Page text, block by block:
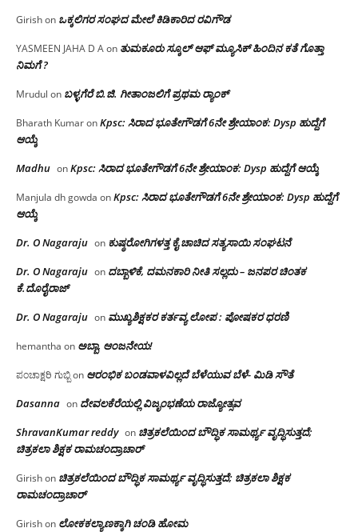
Girishon ಒಕ್ಕಲಿಗರ ಸಂಘದ ಮೇಲೆ ಕಿಡಿಕಾರಿದ ರವಿಗೌಡ
YASMEEN JAHA D Aon ತುಮಕೂರು ಸ್ಕೂಲ್ ಆಫ್ ಮ್ಯೂಸಿಕ್ ಹಿಂದಿನ ಕತೆ ಗೊತ್ತಾ
ನಿಮಗೆ ?
Mrudul on ಬಳ್ಳಗೆರೆ ಬಿ.ಜಿ. ಗೀತಾಂಜಲಿಗೆ ಪ್ರಥಮ ರ‌್ಯಾಂಕ್
Bharath KumaronKpsc: ಸಿರಾದ ಭೂತೇಗೌಡಗೆ 6ನೇ ಶ್ರೇಯಾಂಕ: Dysp ಹುದ್ದೆಗೆ
ಆಯ್ಕೆ
Madhu onKpsc: ಸಿರಾದ ಭೂತೇಗೌಡಗೆ 6ನೇ ಶ್ರೇಯಾಂಕ: Dysp ಹುದ್ದೆಗೆ ಆಯ್ಕೆ
Manjula dh gowda onKpsc: ಸಿರಾದ ಭೂತೇಗೌಡಗೆ 6ನೇ ಶ್ರೇಯಾಂಕ: Dysp ಹುದ್ದೆಗೆ
ಆಯ್ಕೆ
Dr. O Nagaraju on ಕುಷ್ಠರೋಗಿಗಳತ್ತ ಕೈ ಚಾಚಿದ ಸತ್ಯಸಾಯಿ ಸಂಘಟನೆ
Dr. O Nagaraju on ದಬ್ಬಾಳಿಕೆ, ದಮನಕಾರಿ ನೀತಿ ಸಲ್ಲದು – ಜನಪರ ಚಿಂತಕ
ಕೆ.ದೊರೈರಾಜ್
Dr. O Nagaraju on ಮುಖ್ಯಶಿಕ್ಷಕರ ಕರ್ತವ್ಯ ಲೋಪ : ಪೋಷಕರ ಧರಣಿ
hemantha on ಅಬ್ಬಾ, ಆಂಜನೇಯ!
ಪಂಚಾಕ್ಷರಿ ಗುಬ್ಬಿon ಆರಂಭಿಕ ಬಂಡವಾಳವಿಲ್ಲದೆ ಬೆಳೆಯುವ ಬೆಳೆ- ಮಿಡಿ ಸೌತೆ
Dasanna on ದೇವಲಕೆರೆಯಲ್ಲಿ ವಿಜೃಂಭಣೆಯ ರಾಜ್ಯೋತ್ಸವ
ShravanKumar reddy on ಚಿತ್ರಕಲೆಯಿಂದ ಬೌದ್ಧಿಕ ಸಾಮರ್ಥ್ಯ ವೃದ್ಧಿಸುತ್ತದೆ;
ಚಿತ್ರಕಲಾ ಶಿಕ್ಷಕ ರಾಮಚಂದ್ರಾಚಾರ್
Girishon ಚಿತ್ರಕಲೆಯಿಂದ ಬೌದ್ಧಿಕ ಸಾಮರ್ಥ್ಯ ವೃದ್ಧಿಸುತ್ತದೆ; ಚಿತ್ರಕಲಾ ಶಿಕ್ಷಕ
ರಾಮಚಂದ್ರಾಚಾರ್
Girishon ಲೋಕಕಲ್ಯಾಣಕ್ಕಾಗಿ ಚಂಡಿ ಹೋಮ